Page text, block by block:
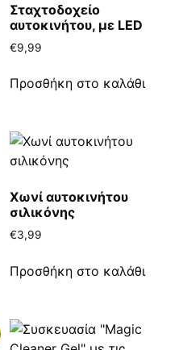
Σταχτοδοχείο
αυτοκινήτου, με LED
€9,99
Προσθήκη στο καλάθι
Χωνί αυτοκινήτου
σιλικόνης
€3,99
Προσθήκη στο καλάθι